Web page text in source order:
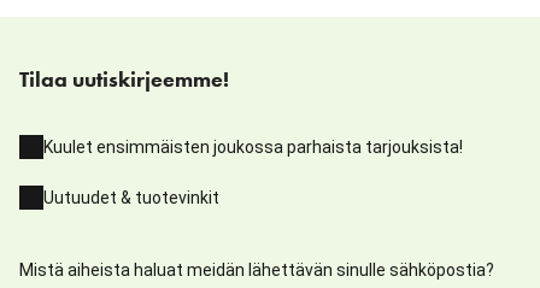
Tilaa uutiskirjeemme!
Kuulet ensimmäisten joukossa parhaista tarjouksista!
Uutuudet & tuotevinkit
Mistä aiheista haluat meidän lähettävän sinulle sähköpostia?